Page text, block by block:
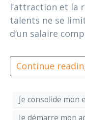
l’attraction et la
talents ne se
d’un salaire
Continue
Je consolide mon
Je démarre mon